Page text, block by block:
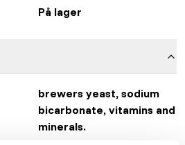
På lager
brewers yeast, sodium
bicarbonate, vitamins and
minerals.